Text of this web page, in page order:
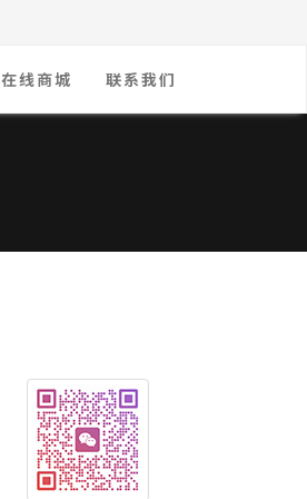
在线商城 联系我们